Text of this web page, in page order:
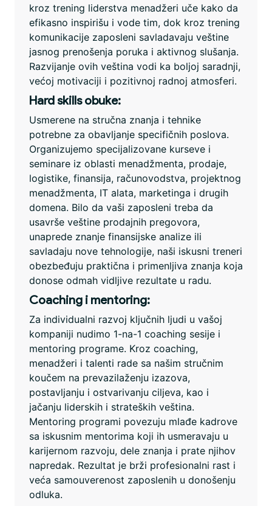
kroz trening liderstva menadžeri uče kako da
efikasno inspirišu i vode tim, dok kroz trening
komunikacije zaposleni savladavaju veštine
jasnog prenošenja poruka i aktivnog slušanja.
Razvijanje ovih veština vodi ka boljoj saradnji,
većoj motivaciji i pozitivnoj radnoj atmosferi.
Hard skills obuke:
Usmerene na stručna znanja i tehnike
potrebne za obavljanje specifičnih poslova.
Organizujemo specijalizovane kurseve i
seminare iz oblasti menadžmenta, prodaje,
logistike, finansija, računovodstva, projektnog
menadžmenta, IT alata, marketinga i drugih
domena. Bilo da vaši zaposleni treba da
usavrše veštine prodajnih pregovora,
unaprede znanje finansijske analize ili
savladaju nove tehnologije, naši iskusni treneri
obezbeđuju praktična i primenljiva znanja koja
donose odmah vidljive rezultate u radu.
Coaching i mentoring:
Za individualni razvoj ključnih ljudi u vašoj
kompaniji nudimo 1-na-1 coaching sesije i
mentoring programe. Kroz coaching,
menadžeri i talenti rade sa našim stručnim
koučem na prevazilaženju izazova,
postavljanju i ostvarivanju ciljeva, kao i
jačanju liderskih i strateških veština.
Mentoring programi povezuju mlađe kadrove
sa iskusnim mentorima koji ih usmeravaju u
karijernom razvoju, dele znanja i prate njihov
napredak. Rezultat je brži profesionalni rast i
veća samouverenost zaposlenih u donošenju
odluka.